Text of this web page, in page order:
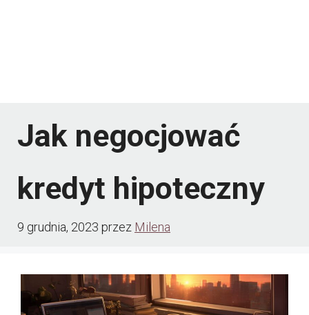
Jak negocjować
kredyt hipoteczny
9 grudnia, 2023 przez Milena